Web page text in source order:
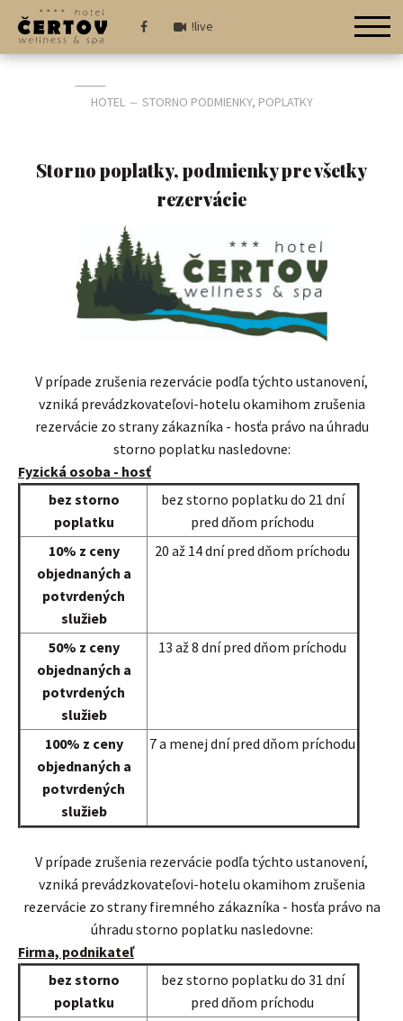
!live
HOTEL — STORNO PODMIENKY, POPLATKY
Storno poplatky, podmienky pre všetky
rezervácie
V prípade zrušenia rezervácie podľa týchto ustanovení,
vzniká prevádzkovateľovi-hotelu okamihom zrušenia
rezervácie zo strany zákazníka - hosťa právo na úhradu
storno poplatku nasledovne:
Fyzická osoba - hosť
bez storno
poplatku
bez storno poplatku do 21 dní
pred dňom príchodu
10% z ceny
objednaných a
potvrdených
služieb
20 až 14 dní pred dňom príchodu
50% z ceny
objednaných a
potvrdených
služieb
13 až 8 dní pred dňom príchodu
100% z ceny
objednaných a
potvrdených
služieb
7 a menej dní pred dňom príchodu
V prípade zrušenia rezervácie podľa týchto ustanovení,
vzniká prevádzkovateľovi-hotelu okamihom zrušenia
rezervácie zo strany firemného zákazníka - hosťa právo na
úhradu storno poplatku nasledovne:
Firma, podnikateľ
bez storno
poplatku
bez storno poplatku do 31 dní
pred dňom príchodu